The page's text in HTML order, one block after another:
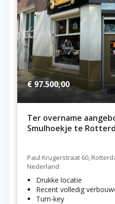
€ 97.500,00
Ter overname
Smulhoekje te
Paul Krugerstraat 60,
Nederland
Drukke locatie
Recent volledig
Turn-key